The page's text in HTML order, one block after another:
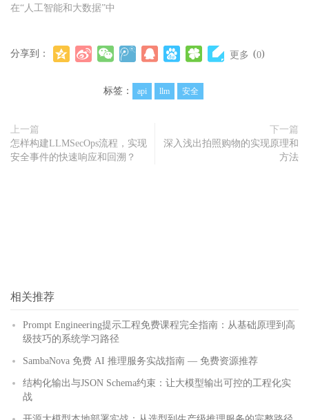
在“人工智能和大数据”中
分享到： 更多 (0)
标签： api llm 安全
上一篇
怎样构建LLMSecOps流程，实现
安全事件的快速响应和回溯？
下一篇
深入浅出拍照购物的实现原理和
方法
相关推荐
Prompt Engineering提示工程免费课程完全指南：从基础原理到高
级技巧的系统学习路径
SambaNova 免费 AI 推理服务实战指南 — 免费资源推荐
结构化输出与JSON Schema约束：让大模型输出可控的工程化实
战